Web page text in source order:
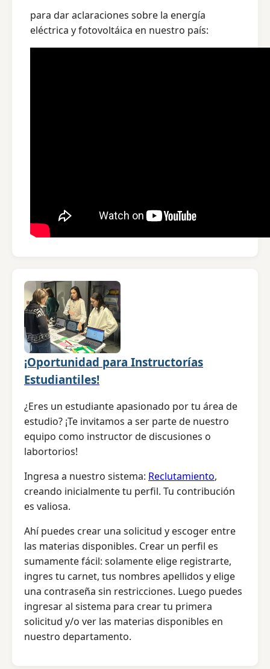
para dar aclaraciones sobre la energía
eléctrica y fotovoltáica en nuestro país:
¡Oportunidad para Instructorías
Estudiantiles!
¿Eres un estudiante apasionado por tu área de
estudio? ¡Te invitamos a ser parte de nuestro
equipo como instructor de discusiones o
labortorios!
Ingresa a nuestro sistema: Reclutamiento,
creando inicialmente tu perfil. Tu contribución
es valiosa.
Ahí puedes crear una solicitud y escoger entre
las materias disponibles. Crear un perfil es
sumamente fácil: solamente elige registrarte,
ingres tu carnet, tus nombres apellidos y elige
una contraseña sin restricciones. Luego puedes
ingresar al sistema para crear tu primera
solicitud y/o ver las materias disponibles en
nuestro departamento.